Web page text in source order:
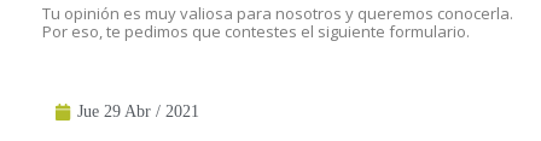
Tu opinión es muy valiosa para nosotros y queremos conocerla.
Por eso, te pedimos que contestes el siguiente formulario.
Jue 29 Abr / 2021